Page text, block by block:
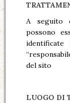
A seguito
possono
del sito
LUOGO DI